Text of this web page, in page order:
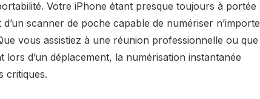
Votre iPhone étant presque toujours à portée
scanner de poche capable de numériser n’importe
vous assistiez à une réunion professionnelle ou que
d’un déplacement, la numérisation instantanée
critiques.